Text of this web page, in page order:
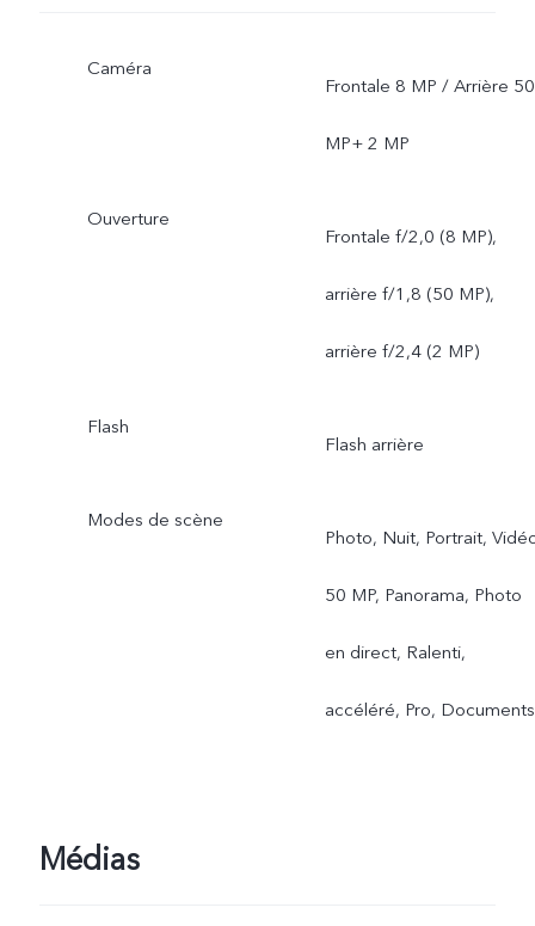
Caméra
Frontale 8 MP / Arrière 50
MP+ 2 MP
Ouverture
Frontale f/2,0 (8 MP),
arrière f/1,8 (50 MP),
arrière f/2,4 (2 MP)
Flash
Flash arrière
Modes de scène
Photo, Nuit, Portrait,
50 MP, Panorama, Photo
en direct, Ralenti,
accéléré, Pro, Documents
Médias